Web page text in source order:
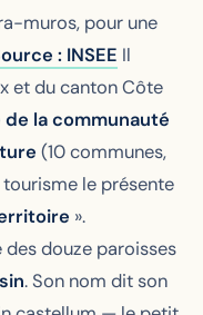
muros, pour une
: INSEE Il
et du canton Côte
de la communauté
(10 communes,
le présente
».
douze paroisses
. Son nom dit son